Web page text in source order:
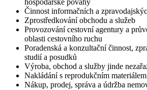
hospodářské povahy
Činnost informačních a
Zprostředkování obchodu a služeb
Provozování cestovní agentury a
oblasti cestovního ruchu
Poradenská a konzultační činnost,
studií a posudků
Výroba, obchod a služby jinde
Nakládání s reprodukčním
Nákup, prodej, správa a údržba